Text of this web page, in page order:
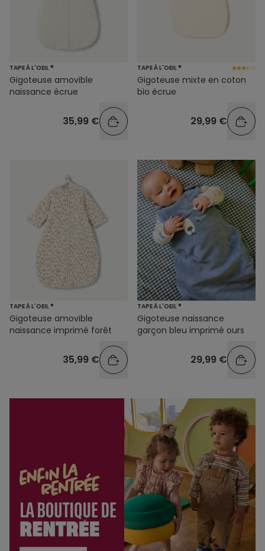
TAPE À L'OEIL ®
Gigoteuse amovible
naissance écrue
35,99 €
TAPE À L'OEIL ®
Gigoteuse mixte en coton
bio écrue
29,99 €
TAPE À L'OEIL ®
Gigoteuse amovible
naissance imprimé forêt
35,99 €
TAPE À L'OEIL ®
Gigoteuse naissance
garçon bleu imprimé ours
29,99 €